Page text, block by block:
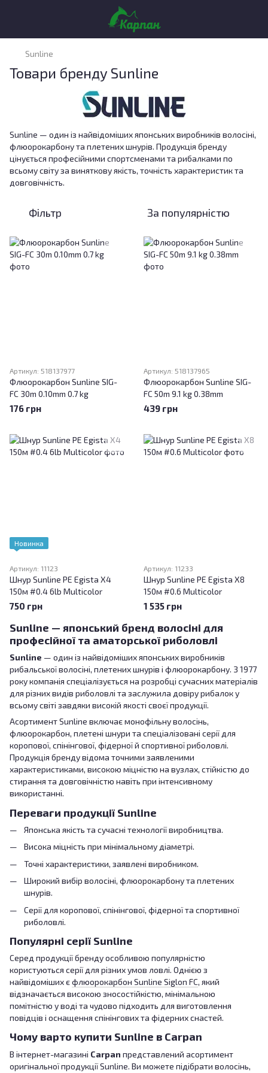
Sunline
Товари бренду Sunline
Sunline — один із найвідоміших японських виробників волосіні,
флюорокарбону та плетених шнурів. Продукція бренду
цінується професійними спортсменами та рибалками по
всьому світу за виняткову якість, точність характеристик та
довговічність.
Фільтр За популярністю
Артикул: 518137977
Флюорокарбон Sunline SIG-
FC 30m 0.10mm 0.7 kg
176 грн
Артикул: 518137965
Флюорокарбон Sunline SIG-
FC 50m 9.1 kg 0.38mm
439 грн
Новинка
Артикул: 11123
Шнур Sunline PE Egista X4
150м #0.4 6lb Multicolor
750 грн
Артикул: 11233
Шнур Sunline PE Egista X8
150м #0.6 Multicolor
1 535 грн
Sunline — японський бренд волосіні для
професійної та аматорської риболовлі
Sunline — один із найвідоміших японських виробників
рибальської волосіні, плетених шнурів і флюорокарбону. З 1977
року компанія спеціалізується на розробці сучасних матеріалів
для різних видів риболовлі та заслужила довіру рибалок у
всьому світі завдяки високій якості своєї продукції.
Асортимент Sunline включає монофільну волосінь,
флюорокарбон, плетені шнури та спеціалізовані серії для
коропової, спінінгової, фідерної й спортивної риболовлі.
Продукція бренду відома точними заявленими
характеристиками, високою міцністю на вузлах, стійкістю до
стирання та довговічністю навіть при інтенсивному
використанні.
Переваги продукції Sunline
Японська якість та сучасні технології виробництва.
Висока міцність при мінімальному діаметрі.
Точні характеристики, заявлені виробником.
Широкий вибір волосіні, флюорокарбону та плетених
шнурів.
Серії для коропової, спінінгової, фідерної та спортивної
риболовлі.
Популярні серії Sunline
Серед продукції бренду особливою популярністю
користуються серії для різних умов ловлі. Однією з
найвідоміших єфлюорокарбон Sunline Siglon FC, який
відзначається високою зносостійкістю, мінімальною
помітністю у воді та чудово підходить для виготовлення
повідців і оснащення спінінгових та фідерних снастей.
Чому варто купити Sunline в Carpan
В інтернет-магазині Carpan представлений асортимент
оригінальної продукції Sunline. Ви можете підібрати волосінь,